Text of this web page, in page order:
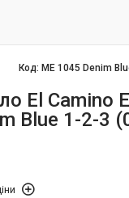
Код: ME 1045 Denim
El Camino
Blue 1-2-3